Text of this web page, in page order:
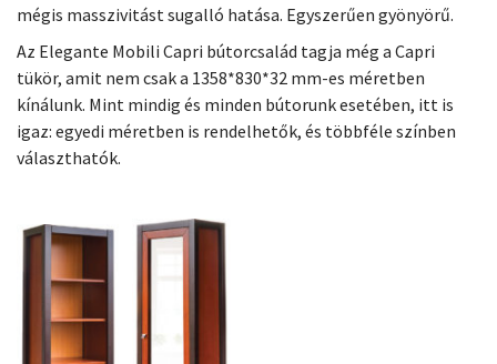
mégis masszivitást sugalló hatása. Egyszerűen gyönyörű.
Az Elegante Mobili Capri bútorcsalád tagja még a Capri
tükör, amit nem csak a 1358*830*32 mm-es méretben
kínálunk. Mint mindig és minden bútorunk esetében, itt is
igaz: egyedi méretben is rendelhetők, és többféle színben
választhatók.